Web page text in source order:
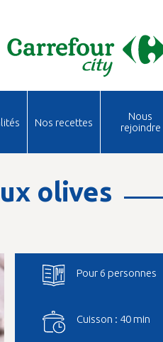
Nos recettes
Nous
rejoindre
olives
Pour 6 personnes
Cuisson : 40 min